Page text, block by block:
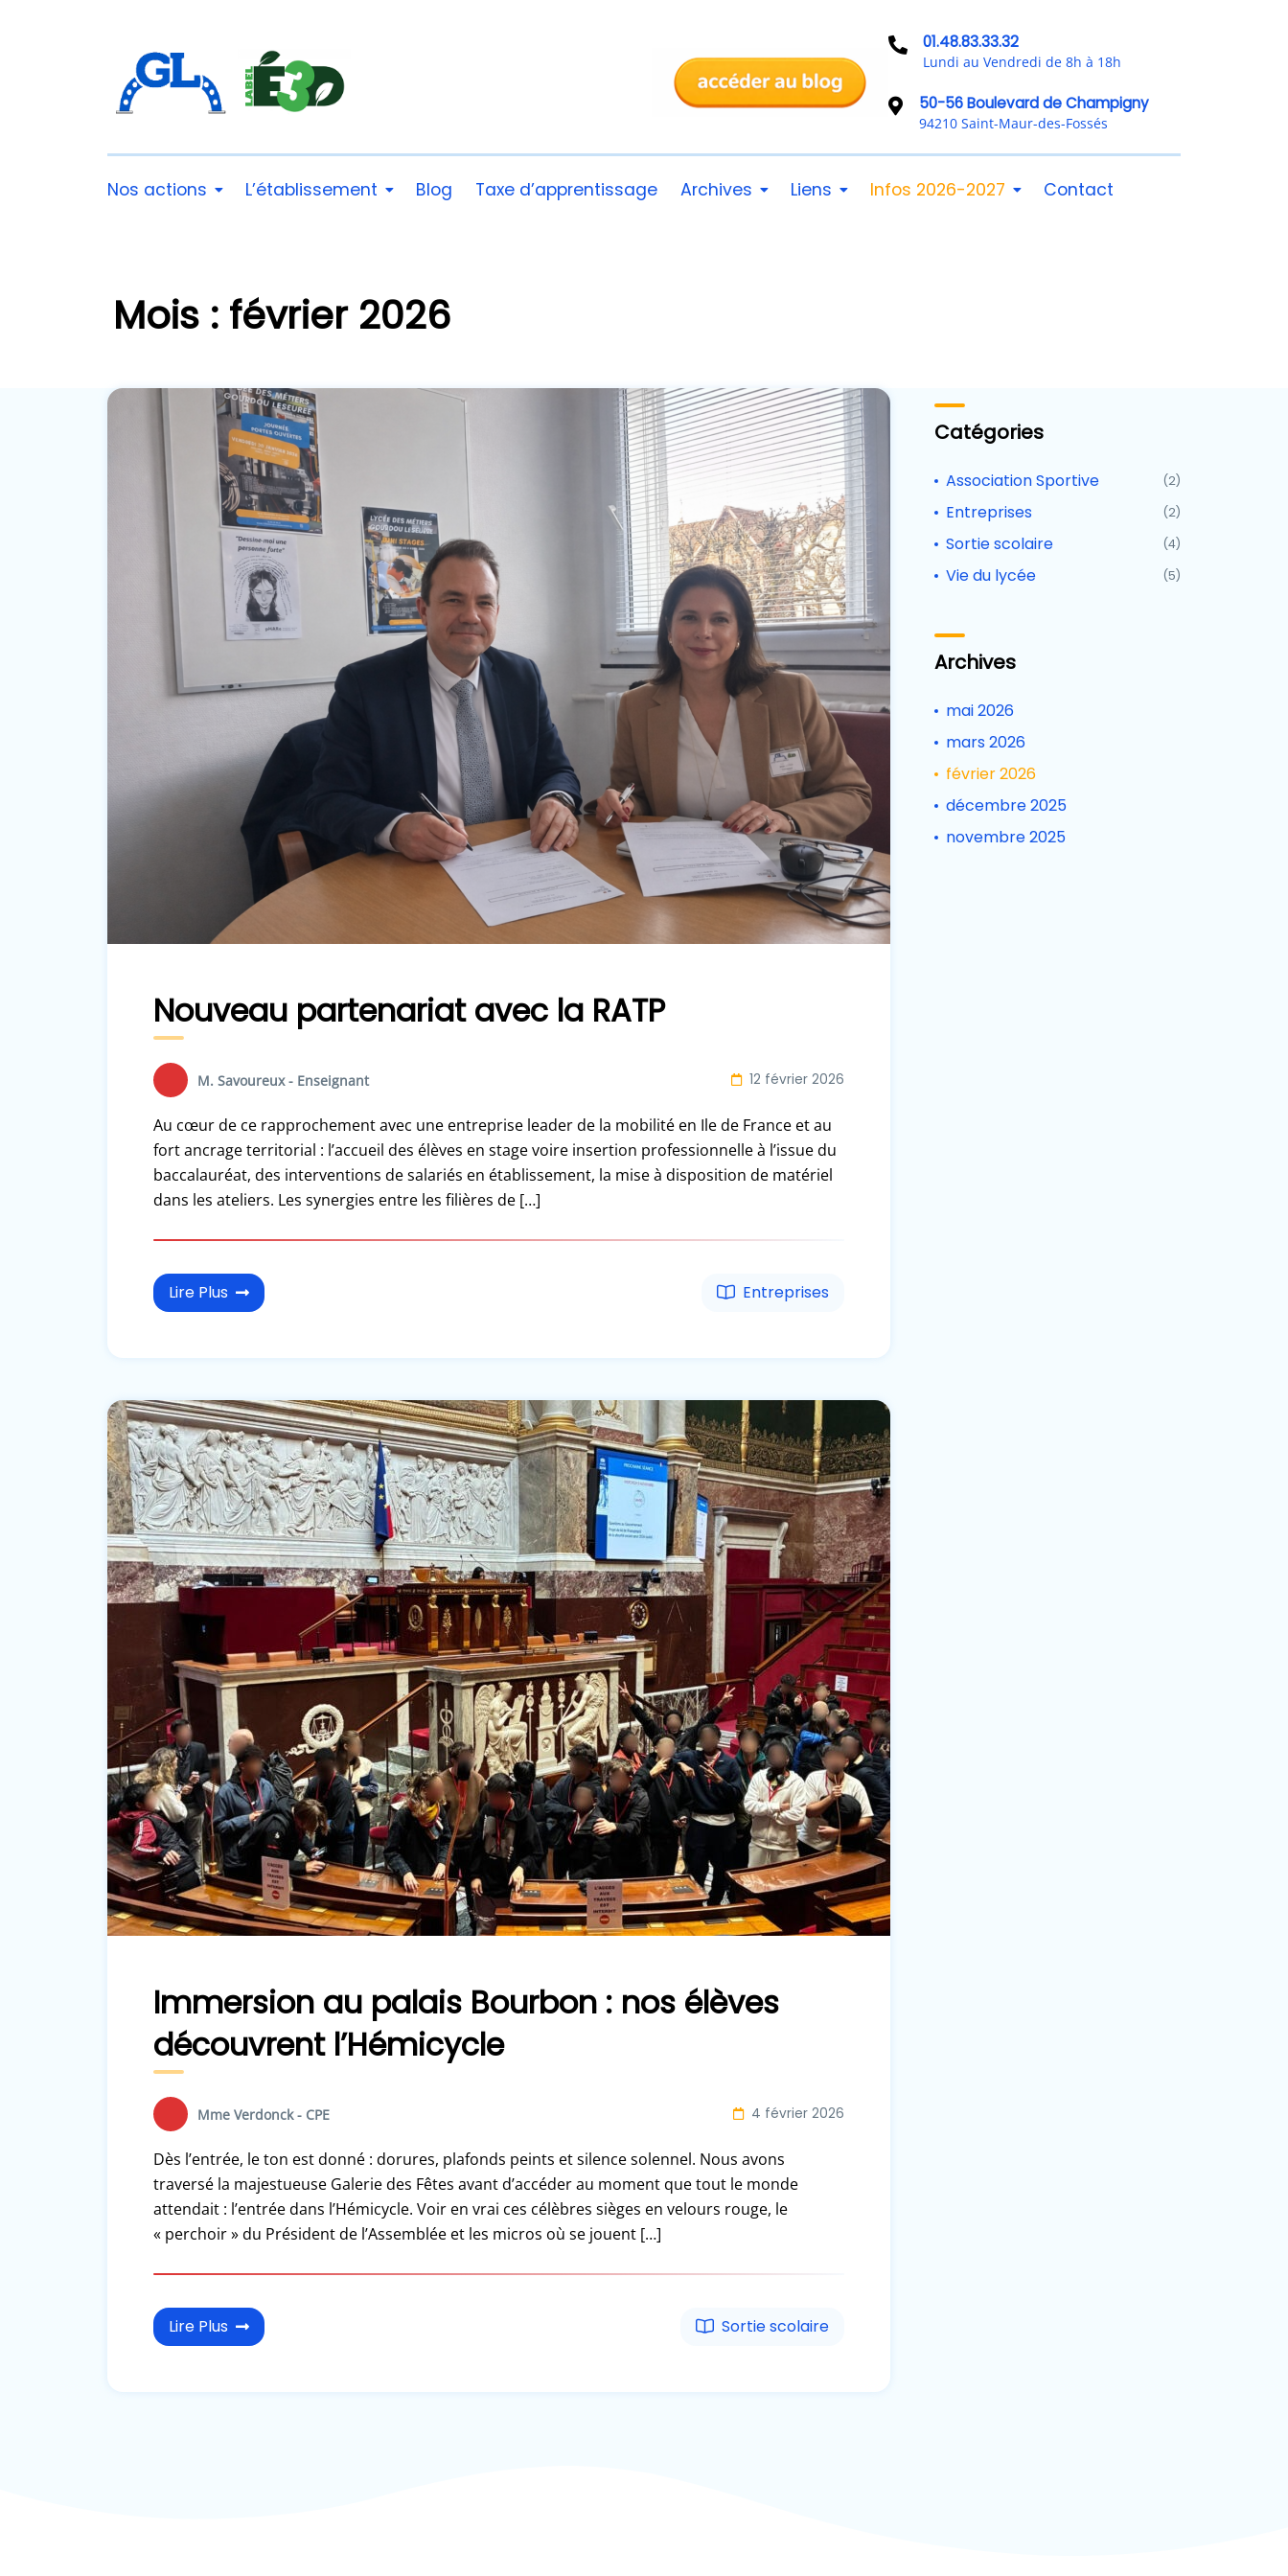
01.48.83.33.32
Lundi au Vendredi de 8h à 18h
50-56 Boulevard de Champigny
94210 Saint-Maur-des-Fossés
Nos actions L’établissement Blog Taxe d’apprentissage Archives Liens Infos 2026-2027 Contact
Mois : février 2026
Nouveau partenariat avec la RATP
M. Savoureux - Enseignant 12 février 2026
Au cœur de ce rapprochement avec une entreprise leader de la mobilité en Ile de France et au
fort ancrage territorial : l’accueil des élèves en stage voire insertion professionnelle à l’issue du
baccalauréat, des interventions de salariés en établissement, la mise à disposition de matériel
dans les ateliers. Les synergies entre les filières de […]
Lire Plus Entreprises
Immersion au palais Bourbon : nos élèves
découvrent l’Hémicycle
Mme Verdonck - CPE 4 février 2026
Dès l’entrée, le ton est donné : dorures, plafonds peints et silence solennel. Nous avons
traversé la majestueuse Galerie des Fêtes avant d’accéder au moment que tout le monde
attendait : l’entrée dans l’Hémicycle. Voir en vrai ces célèbres sièges en velours rouge, le
« perchoir » du Président de l’Assemblée et les micros où se jouent […]
Lire Plus Sortie scolaire
Catégories
Association Sportive (2)
Entreprises (2)
Sortie scolaire (4)
Vie du lycée (5)
Archives
mai 2026
mars 2026
février 2026
décembre 2025
novembre 2025